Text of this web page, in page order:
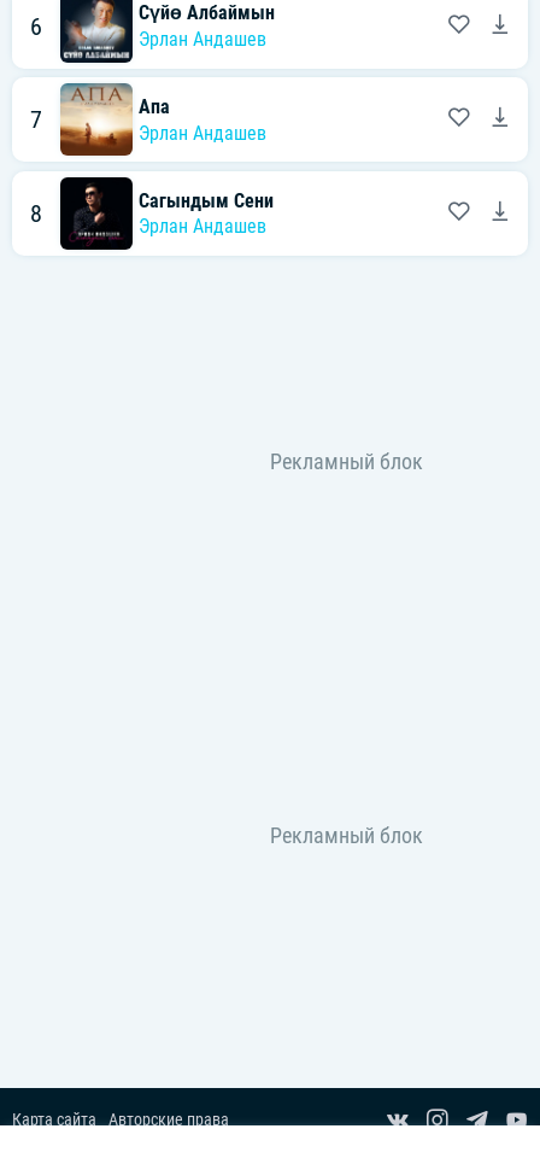
6
Сүйө Албаймын
Эрлан Андашев
7
Апа
Эрлан Андашев
8
Сагындым Сени
Эрлан Андашев
Карта сайта
Авторские права